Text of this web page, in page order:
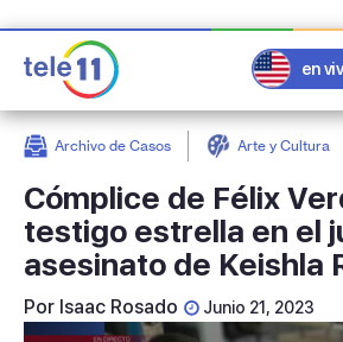
en
Archivo de Casos Arte y Cultura
Cómplice de Félix
testigo estrella en el
asesinato de Keishla
Por Isaac Rosado Junio 21, 2023
post